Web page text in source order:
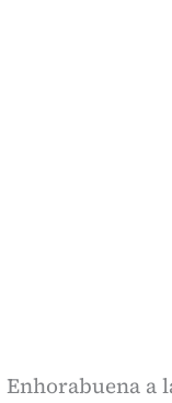
Enhorabuena a